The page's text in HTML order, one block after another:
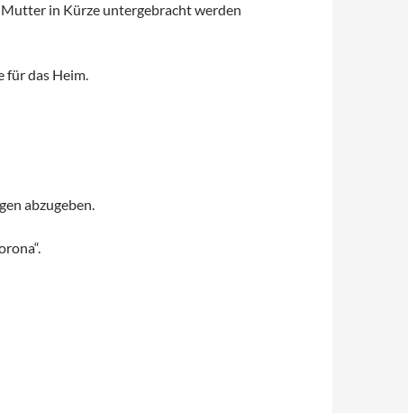
in Kürze untergebracht werden
für das Heim.
abzugeben.